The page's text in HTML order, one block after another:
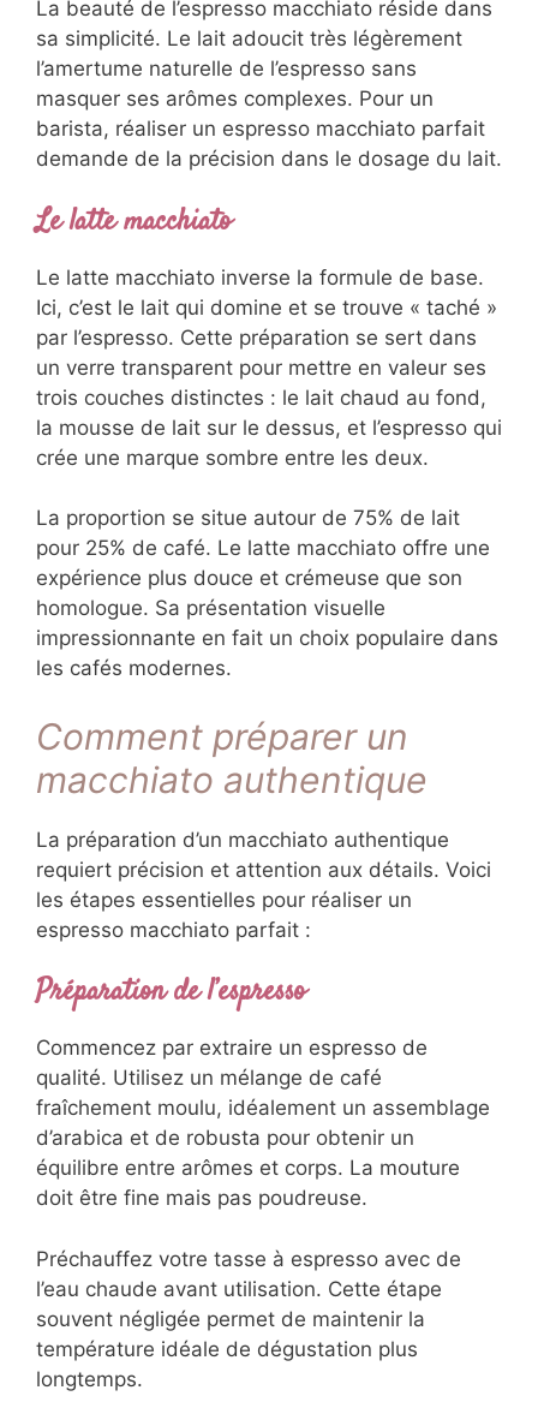
La beauté de l’espresso macchiato réside dans
sa simplicité. Le lait adoucit très légèrement
l’amertume naturelle de l’espresso sans
masquer ses arômes complexes. Pour un
barista, réaliser un espresso macchiato parfait
demande de la précision dans le dosage du lait.
Le latte macchiato
Le latte macchiato inverse la formule de base.
Ici, c’est le lait qui domine et se trouve « taché »
par l’espresso. Cette préparation se sert dans
un verre transparent pour mettre en valeur ses
trois couches distinctes : le lait chaud au fond,
la mousse de lait sur le dessus, et l’espresso qui
crée une marque sombre entre les deux.
La proportion se situe autour de 75% de lait
pour 25% de café. Le latte macchiato offre une
expérience plus douce et crémeuse que son
homologue. Sa présentation visuelle
impressionnante en fait un choix populaire dans
les cafés modernes.
Comment préparer un
macchiato authentique
La préparation d’un macchiato authentique
requiert précision et attention aux détails. Voici
les étapes essentielles pour réaliser un
espresso macchiato parfait :
Préparation de l’espresso
Commencez par extraire un espresso de
qualité. Utilisez un mélange de café
fraîchement moulu, idéalement un assemblage
d’arabica et de robusta pour obtenir un
équilibre entre arômes et corps. La mouture
doit être fine mais pas poudreuse.
Préchauffez votre tasse à espresso avec de
l’eau chaude avant utilisation. Cette étape
souvent négligée permet de maintenir la
température idéale de dégustation plus
longtemps.